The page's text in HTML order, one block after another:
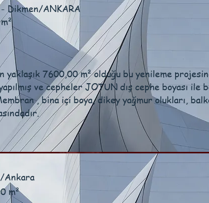
Dikmen/ANKARA
yaklaşık 7600,00 m² olduğu bu yenileme
ve cepheler JOTUN dış cephe boyası ile
, bina içi boya, dikey yağmur olukları,
Ankara
m²